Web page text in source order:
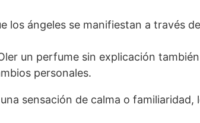
los ángeles se manifiestan a través
un perfume sin explicación
personales.
sensación de calma o